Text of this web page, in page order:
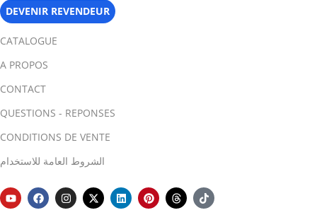
DEVENIR REVENDEUR
CATALOGUE
A PROPOS
CONTACT
QUESTIONS - REPONSES
CONDITIONS DE VENTE
الشروط العامة للاستخدام